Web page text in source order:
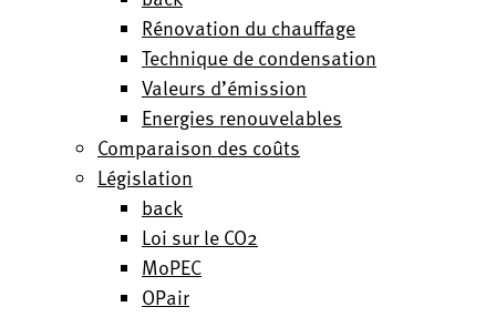
Rénovation du chauffage
Technique de condensation
Valeurs d’émission
Energies renouvelables
Comparaison des coûts
Législation
back
Loi sur le CO2
MoPEC
OPair